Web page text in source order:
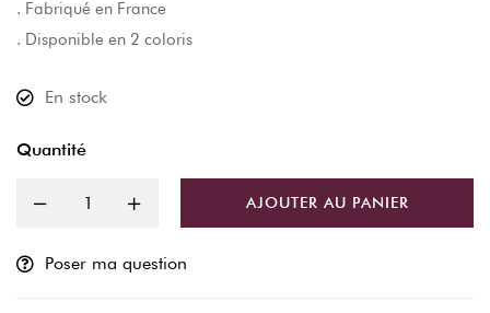
. Fabriqué en France
. Disponible en 2 coloris
En stock
Quantité
AJOUTER AU PANIER
Poser ma question